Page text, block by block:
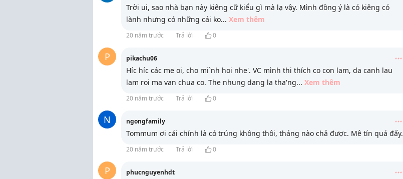
Trời ui, sao nhà bạn này kiêng cữ kiểu gì mà lạ vậy. Mình đồng ý là có kiêng có
lành nhưng có những cái ko... Xem thêm
20 năm trước Trả lời 0
P pikachu06
Híc híc các me oi, cho mi`nh hoi nhe'. VC mình thi thích co con lam, da canh lau
lam roi ma van chua co. The nhung dang la tha'ng... Xem thêm
20 năm trước Trả lời 0
N ngongfamily
Tommum ơi cái chính là có trúng không thôi, tháng nào chả được. Mê tín quá đấy.
20 năm trước Trả lời 0
P phucnguyenhdt